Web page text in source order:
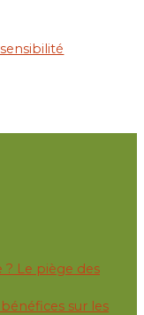
? Le piège des
sur les